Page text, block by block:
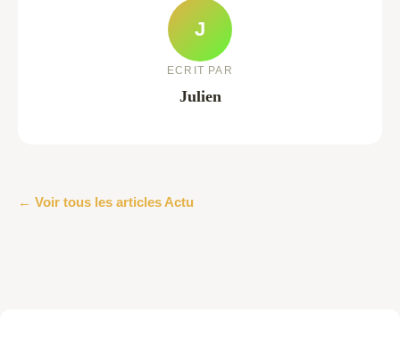
J
ECRIT PAR
Julien
← Voir tous les articles Actu